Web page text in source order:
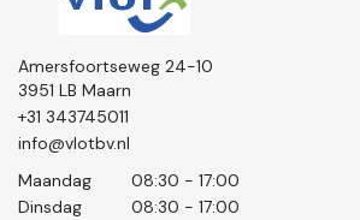
Amersfoortseweg 24-10
3951 LB Maarn
+31 343745011
info@vlotbv.nl
Maandag
08:30 - 17:00
Dinsdag
08:30 - 17:00